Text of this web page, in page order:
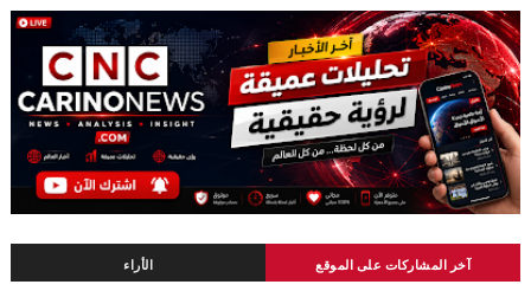
آخر المشاركات على الموقع الأراء